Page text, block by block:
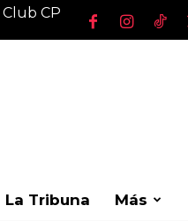
CP
La Tribuna Más